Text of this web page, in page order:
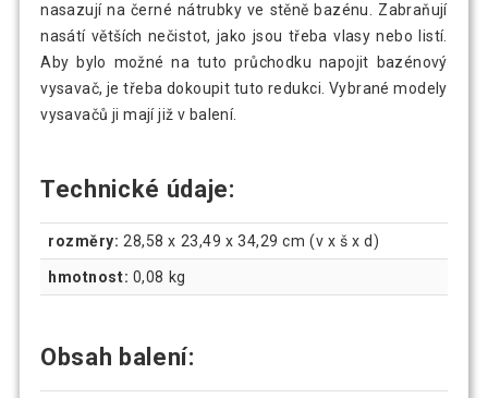
nasazují na černé nátrubky ve stěně bazénu. Zabraňují
nasátí větších nečistot, jako jsou třeba vlasy nebo listí.
Aby bylo možné na tuto průchodku napojit bazénový
vysavač, je třeba dokoupit tuto redukci. Vybrané modely
vysavačů ji mají již v balení.
Technické údaje:
rozměry: 28,58 x 23,49 x 34,29 cm (v x š x d)
hmotnost: 0,08 kg
Obsah balení: